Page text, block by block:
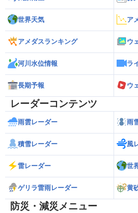
世界天気 ア
アメダスランキング ウ
河川水位情報 ラ
長期予報 ウ
レーダーコンテンツ
雨雲レーダー 雨
積雪レーダー 風
雷レーダー 世
ゲリラ雷雨レーダー 黄
防災・減災メニュー